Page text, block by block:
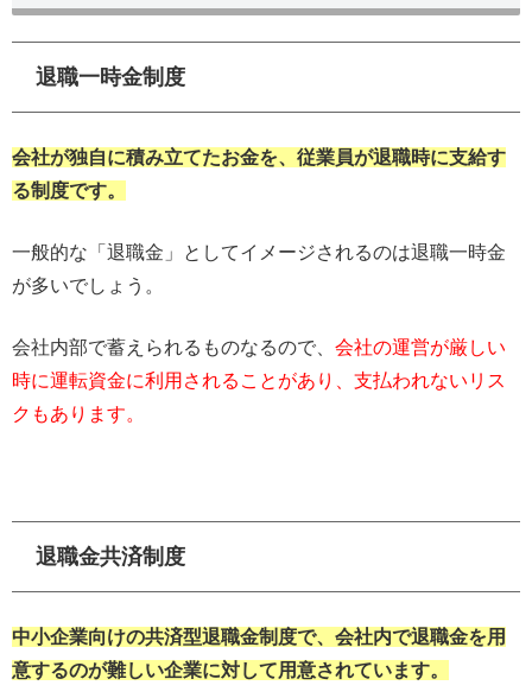
退職一時金制度
会社が独自に積み立てたお金を、従業員が退職時に支給す
る制度です。
一般的な「退職金」としてイメージされるのは退職一時金
が多いでしょう。
会社内部で蓄えられるものなるので、 会社の運営が厳しい
時に運転資金に利用されることがあり、支払われないリス
クもあります。
退職金共済制度
中小企業向けの共済型退職金制度で、会社内で退職金を用
意するのが難しい企業に対して用意されています。